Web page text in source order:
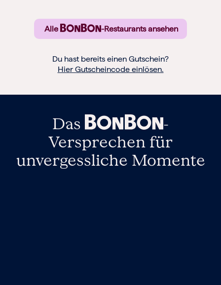
Alle -Restaurants ansehen
Du hast bereits einen Gutschein?
Hier Gutscheincode einlösen.
Das
-
Versprechen für
unvergessliche Momente